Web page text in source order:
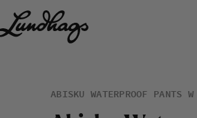
ABISKU WATERPROOF PANTS W